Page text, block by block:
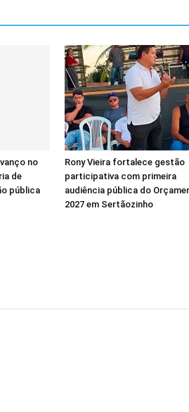
no
de
pública
Rony Vieira fortalece gestão
participativa com primeira
audiência pública do
2027 em Sertãozinho